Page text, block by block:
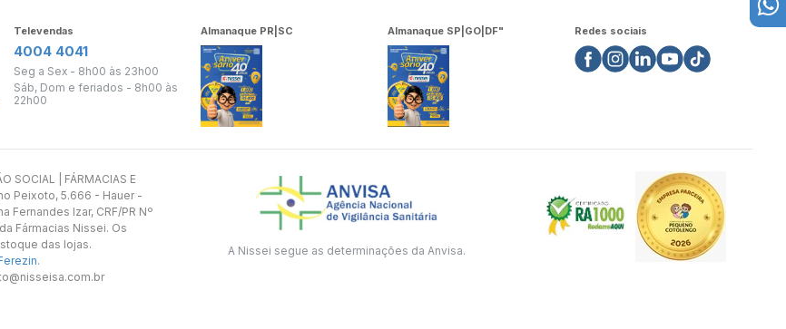
Televendas
4004 4041
Seg a Sex - 8h00 às 23h00
Sáb, Dom e feriados - 8h00 às
22h00
Almanaque PR|SC Almanaque SP|GO|DF" Redes sociais
| FÁRMACIAS E
Peixoto, 5.666 - Hauer -
Fernandes Izar, CRF/PR Nº
Fármacias Nissei. Os
das lojas.
.
A Nissei segue as determinações da Anvisa.